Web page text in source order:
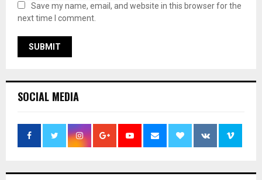
Save my name, email, and website in this browser for the
next time I comment.
SOCIAL MEDIA